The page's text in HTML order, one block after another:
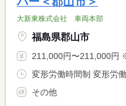
大新東株式会社 車両本部
福島県郡山市
211,000円〜211,000円 ※フルタイム求人の場合は月
その他